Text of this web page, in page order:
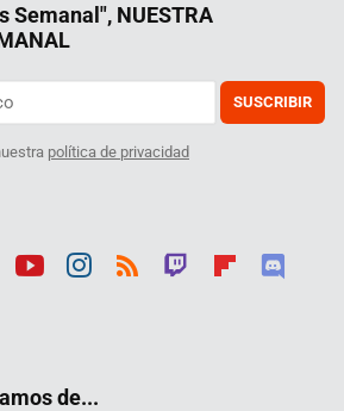
Semanal", NUESTRA
SUSCRIBIR
política de privacidad
de...